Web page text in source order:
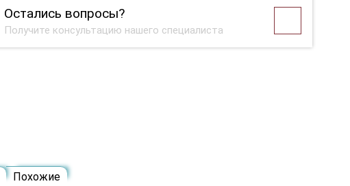
Остались вопросы?
Получите консультацию нашего специалиста
Похожие